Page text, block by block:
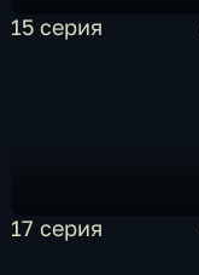
15 серия
17 серия